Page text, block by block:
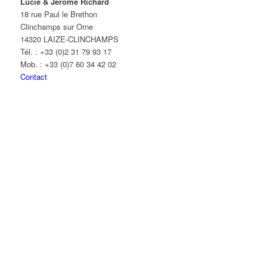
18 rue Paul le Brethon
Clinchamps sur Orne
14320 LAIZE-CLINCHAMPS
Tél. : +33 (0)2 31 79 93 17
Mob. : +33 (0)7 60 34 42 02
Contact